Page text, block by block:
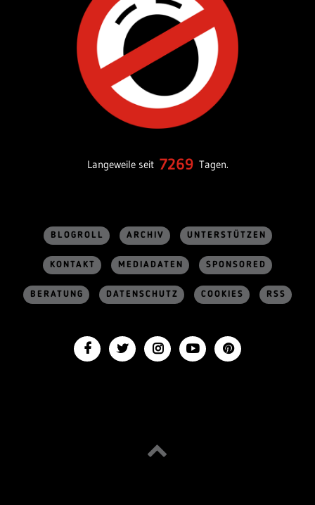
Langeweile seit 7269 Tagen.
BLOGROLL ARCHIV UNTERSTÜTZEN
KONTAKT MEDIADATEN SPONSORED
BERATUNG DATENSCHUTZ COOKIES RSS